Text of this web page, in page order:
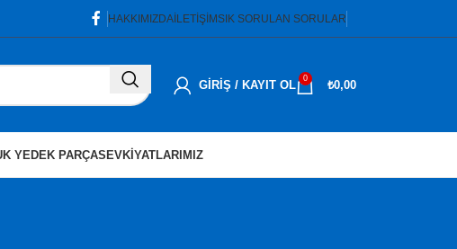
HAKKIMIZDAİLETIŞIMSIK SORULAN SORULAR
GIRIŞ / KAYIT OL
0
₺0,00
YEDEK PARÇASEVKIYATLARIMIZ